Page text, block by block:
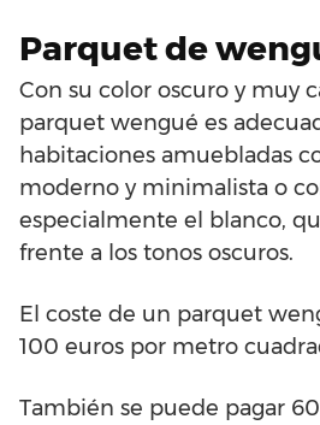
Parquet de
Con su color oscuro y muy
parquet wengué es
habitaciones amuebladas
moderno y minimalista o
especialmente el blanco,
frente a los tonos oscuros.
El coste de un parquet
100 euros por metro
También se puede pagar